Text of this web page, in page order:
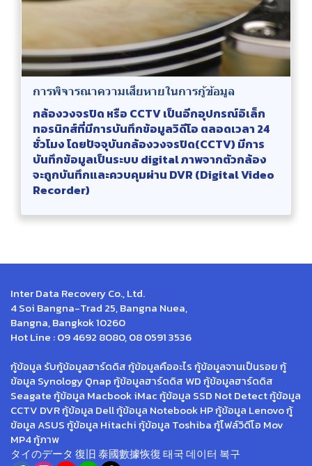
การพิจารณาความเสียหายในการกู้ข้อมูล
กล้องวงจรปิด หรือ CCTV เป็นอีกอุปกรณ์อิเล็ก
ทอรนิกส์ที่มีการบันทึกข้อมูลวิดีโอ ตลอดเวลา 24
ชั่วโมง โดยปัจจุบันกล้องวงจรปิด(CCTV) มีการ
บันทึกข้อมูลเป็นระบบ digital ภาพจากตัวกล้อง
จะถูกบันทึกและควบคุมผ่าน DVR (Digital Video
Recorder)
Inter Data Recovery Co., Ltd.
4 Soi Bangna-Trad 25, Bangna Nuea,
Bangna, Bangkok 10260
Hot Line : 09 4692 8080, 08 0591 3536
กู้ข้อมูล รับกู้ข้อมูลฮาร์ดดิส กู้ข้อมูลคืออะไร กู้ข้อมูลจานเป็นรอย กู้
ข้อมูล Synology Qnap กู้ข้อมูลฮาร์ดดิส WD กู้ข้อมูลฮาร์ดดิส
Seagate กู้ข้อมูล Macbook iMac กู้ข้อมูล SSD Not Detect กู้ข้อมูล
CCTV DVR กู้ข้อมูล Dell กู้ข้อมูล Notebook HP กู้ข้อมูล Lenovo กู้
ข้อมูล ASUS กู้ข้อมูล Hitachi กู้ข้อมูล Toshiba กู้ไฟล์วิดีโอ Mov
MP4 กู้ภาพ
タイのデータ 復旧 泰國數據恢復 태국 데이터 복구